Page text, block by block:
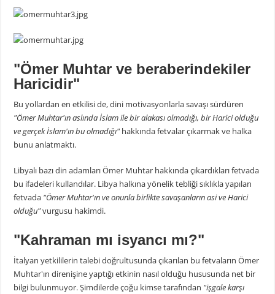
"Ömer Muhtar ve beraberindekiler
Haricidir"
Bu yollardan en etkilisi de, dini motivasyonlarla savaşı sürdüren
"Ömer Muhtar'ın aslında İslam ile bir alakası olmadığı, bir Harici olduğu
ve gerçek İslam'ın bu olmadığı" hakkında fetvalar çıkarmak ve halka
bunu anlatmaktı.
Libyalı bazı din adamları Ömer Muhtar hakkında çıkardıkları fetvada
bu ifadeleri kullandılar. Libya halkına yönelik tebliği sıklıkla yapılan
fetvada "Ömer Muhtar'ın ve onunla birlikte savaşanların asi ve Harici
olduğu"vurgusu hakimdi.
"Kahraman mı isyancı mı?"
İtalyan yetkililerin talebi doğrultusunda çıkarılan bu fetvaların Ömer
Muhtar'ın direnişine yaptığı etkinin nasıl olduğu hususunda net bir
bilgi bulunmuyor. Şimdilerde çoğu kimse tarafından "işgale karşı